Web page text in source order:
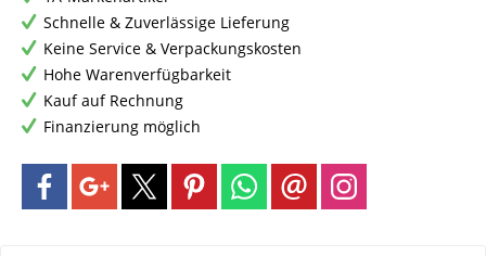
Schnelle & Zuverlässige Lieferung
Keine Service & Verpackungskosten
Hohe Warenverfügbarkeit
Kauf auf Rechnung
Finanzierung möglich